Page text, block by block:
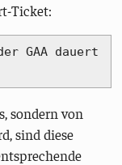
Ticket:
GAA dauert
sondern von
sind diese